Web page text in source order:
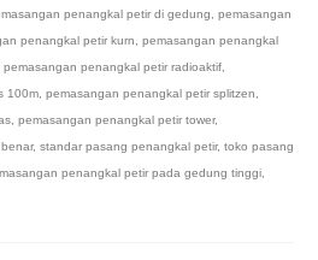
penangkal petir di gedung
pemasangan
penangkal petir kurn
pemasangan penangkal
pemasangan penangkal petir radioaktif
100m pemasangan penangkal petir splitzen
pemasangan penangkal petir tower,
, standar pasang penangkal petir, toko pasang
penangkal petir pada gedung tinggi